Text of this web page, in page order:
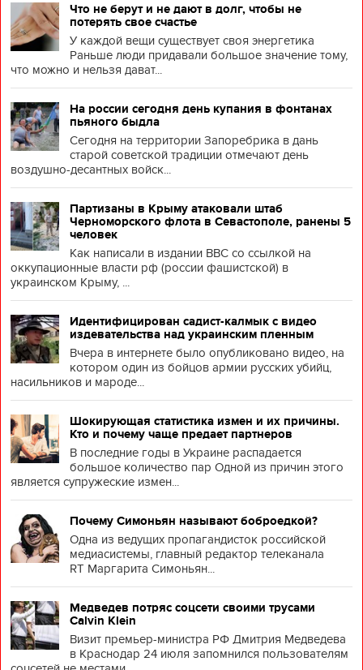
Что не берут и не дают в долг, чтобы не
потерять свое счастье
У каждой вещи существует своя энергетика
Раньше люди придавали большое значение тому,
что можно и нельзя дават...
На россии сегодня день купания в фонтанах
пьяного быдла
Сегодня на территории Запоребрика в дань
старой советской традиции отмечают день
воздушно-десантных войск...
Партизаны в Крыму атаковали штаб
Черноморского флота в Севастополе, ранены 5
человек
Как написали в издании BBC со ссылкой на
оккупационные власти рф (россии фашистской) в
украинском Крыму, ...
Идентифицирован садист-калмык с видео
издевательства над украинским пленным
Вчера в интернете было опубликовано видео, на
котором один из бойцов армии русских убийц,
насильников и мароде...
Шокирующая статистика измен и их причины.
Кто и почему чаще предает партнеров
В последние годы в Украине распадается
большое количество пар Одной из причин этого
является супружеские измен...
Почему Симоньян называют боброедкой?
Одна из ведущих пропагандисток российской
медиасистемы, главный редактор телеканала
RT Маргарита Симоньян...
Медведев потряс соцсети своими трусами
Calvin Klein
Визит премьер-министра РФ Дмитрия Медведева
в Краснодар 24 июля запомнился пользователям